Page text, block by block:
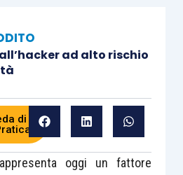
ad alto rischio
di
oggi un fattore